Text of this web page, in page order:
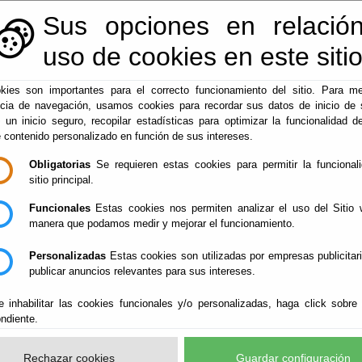
Sus opciones en
uso de cookies en este sitio
son importantes para el correcto funcionamiento del sitio. Para
de navegación, usamos cookies para recordar sus datos de inicio de
un inicio seguro, recopilar estadísticas para optimizar la funcionalidad
contenido personalizado en función de sus intereses.
Obligatorias Se requieren estas cookies para permitir la
sitio principal.
Funcionales Estas cookies nos permiten analizar el uso del Sitio
manera que podamos medir y mejorar el funcionamiento.
Personalizadas Estas cookies son utilizadas por empresas
publicar anuncios relevantes para sus intereses.
inhabilitar las cookies funcionales y/o personalizadas, haga click sobre
Rechazar cookies Guardar configuración
950128113 | centralita@macael.es
Electrónica Administración-e ▼ Macael